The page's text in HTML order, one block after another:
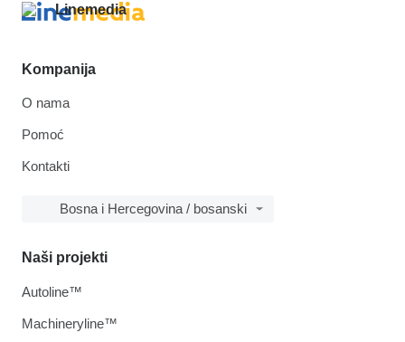
Kompanija
O nama
Pomoć
Kontakti
Bosna i Hercegovina / bosanski
Naši projekti
Autoline™
Machineryline™